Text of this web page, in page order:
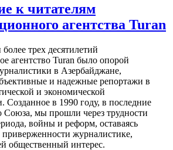
к читателям
агентства Turan
трех десятилетий
агентство Turan было опорой
в Азербайджане,
и надежные репортажи в
и экономической
Созданное в 1990 году, в последние
Союза, мы прошли через трудности
войны и реформ, оставаясь
журналистике,
общественный интерес.